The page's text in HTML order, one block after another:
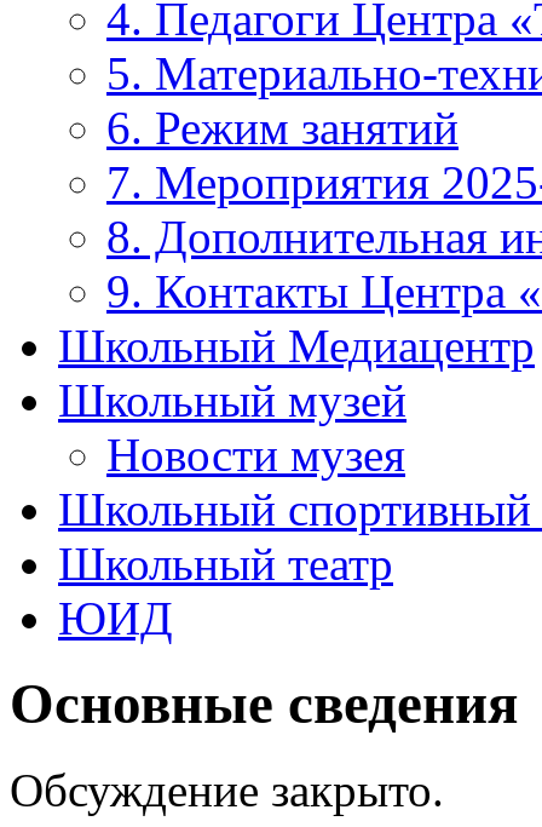
4. Педагоги Центра
5. Материально-
6. Режим занятий
7. Мероприятия
8. Дополнительная
9. Контакты Центра
Школьный Медиацентр
Школьный музей
Новости музея
Школьный спортивный
Школьный театр
ЮИД
Основные сведения
Обсуждение закрыто.